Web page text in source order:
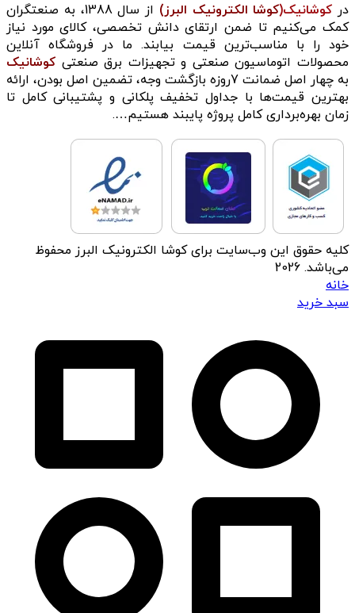
در کوشانیک(کوشا الکترونیک البرز)
از سال 1388، به صنعتگران
کمک می‌کنیم تا ضمن ارتقای دانش تخصصی، کالای مورد نیاز
خود را با مناسب‌ترین قیمت بیابند. ما در فروشگاه آنلاین
محصولات اتوماسیون صنعتی و تجهیزات برق صنعتی کوشانیک
به چهار اصل ضمانت 7روزه بازگشت وجه، تضمین اصل بودن، ارائه
بهترین قیمت‌ها با جداول تخفیف پلکانی و پشتیبانی کامل تا
زمان بهره‌برداری کامل پروژه پایبند هستیم….
کلیه حقوق این وب‌سایت برای کوشا الکترونیک البرز محفوظ
می‌باشد. 2026
خانه
سبد خرید